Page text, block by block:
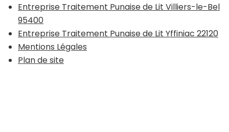
Entreprise Traitement Punaise de Lit Villiers-le-Bel
95400
Entreprise Traitement Punaise de Lit Yffiniac 22120
Mentions Légales
Plan de site